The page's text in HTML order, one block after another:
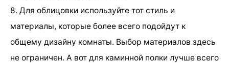
8. Для облицовки используйте тот стиль и
материалы, которые более всего подойдут к
общему дизайну комнаты. Выбор материалов здесь
не ограничен. А вот для каминной полки лучше всего